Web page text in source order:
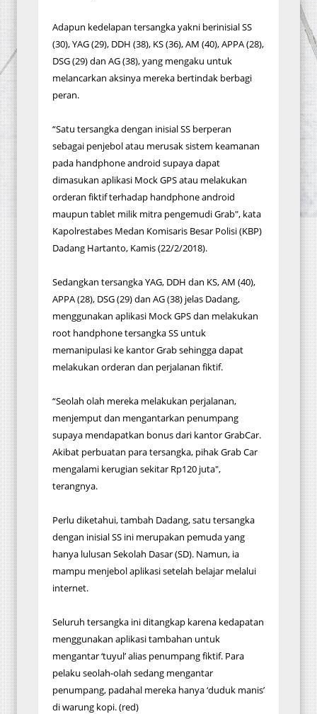
Adapun kedelapan tersangka yakni berinisial SS
(30), YAG (29), DDH (38), KS (36), AM (40), APPA (28),
DSG (29) dan AG (38), yang mengaku untuk
melancarkan aksinya mereka bertindak berbagi
peran.
“Satu tersangka dengan inisial SS berperan
sebagai penjebol atau merusak sistem keamanan
pada handphone android supaya dapat
dimasukan aplikasi Mock GPS atau melakukan
orderan fiktif terhadap handphone android
maupun tablet milik mitra pengemudi Grab", kata
Kapolrestabes Medan Komisaris Besar Polisi (KBP)
Dadang Hartanto, Kamis (22/2/2018).
Sedangkan tersangka YAG, DDH dan KS, AM (40),
APPA (28), DSG (29) dan AG (38) jelas Dadang,
menggunakan aplikasi Mock GPS dan melakukan
root handphone tersangka SS untuk
memanipulasi ke kantor Grab sehingga dapat
melakukan orderan dan perjalanan fiktif.
“Seolah olah mereka melakukan perjalanan,
menjemput dan mengantarkan penumpang
supaya mendapatkan bonus dari kantor GrabCar.
Akibat perbuatan para tersangka, pihak Grab Car
mengalami kerugian sekitar Rp120 juta",
terangnya.
Perlu diketahui, tambah Dadang, satu tersangka
dengan inisial SS ini merupakan pemuda yang
hanya lulusan Sekolah Dasar (SD). Namun, ia
mampu menjebol aplikasi setelah belajar melalui
internet.
Seluruh tersangka ini ditangkap karena kedapatan
menggunakan aplikasi tambahan untuk
mengantar ‘tuyul’ alias penumpang fiktif. Para
pelaku seolah-olah sedang mengantar
penumpang, padahal mereka hanya ‘duduk manis’
di warung kopi. (red)